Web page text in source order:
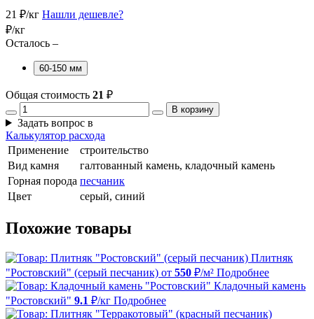
21 ₽/кг Нашли дешевле?
₽/кг
Осталось –
60-150 мм
Общая стоимость 21 ₽
В корзину
Задать вопрос в
Калькулятор расхода
Применение
строительство
Вид камня
галтованный камень, кладочный камень
Горная порода песчаник
Цвет
серый, синий
Похожие товары
Плитняк
"Ростовский" (серый песчаник) от 550 ₽/м² Подробнее
Кладочный камень
"Ростовский" 9.1 ₽/кг Подробнее